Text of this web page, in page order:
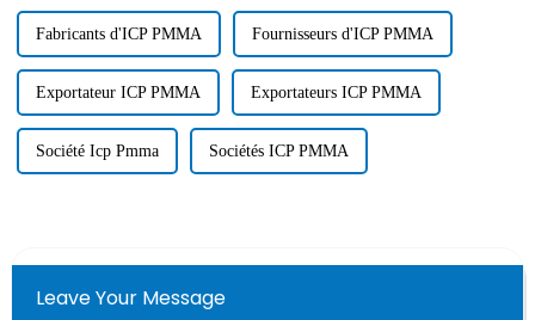
Fabricants d'ICP PMMA Fournisseurs d'ICP PMMA
Exportateur ICP PMMA Exportateurs ICP PMMA
Société Icp Pmma Sociétés ICP PMMA
Leave Your Message